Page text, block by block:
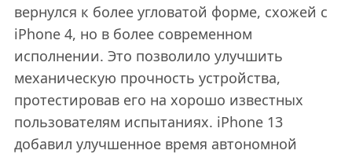
вернулся к более угловатой форме, схожей с
iPhone 4, но в более современном
исполнении. Это позволило улучшить
механическую прочность устройства,
протестировав его на хорошо известных
пользователям испытаниях. iPhone 13
добавил улучшенное время автономной